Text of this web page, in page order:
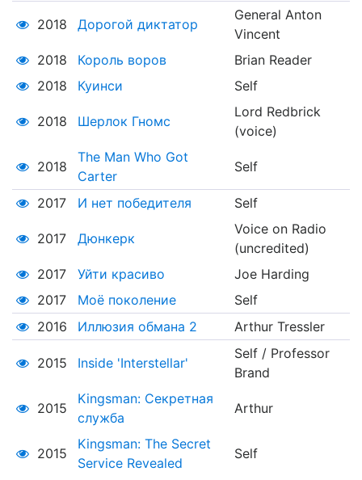
2018 Дорогой диктатор
General Anton
Vincent
2018
Король воров
Brian Reader
2018
Куинси Self
2018 Шерлок Гномс
Lord Redbrick
(voice)
2018
The Man Who Got
Carter
Self
2017 И нет победителя Self
2017 Дюнкерк
Voice on Radio
(uncredited)
2017
Уйти красиво
Joe Harding
2017
Моё поколение
Self
2016
Иллюзия обмана 2 Arthur Tressler
2015 Inside 'Interstellar'
Self / Professor
Brand
2015
Kingsman: Секретная
служба
Arthur
2015
Kingsman: The Secret
Service Revealed
Self